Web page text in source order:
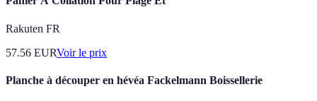
Rakuten FR
57.56 EURVoir le prix
Planche à découper en hévéa Fackelmann Boissellerie